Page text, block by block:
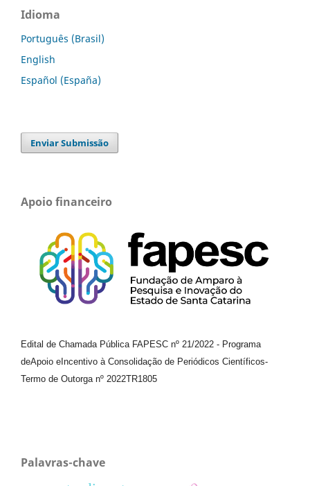
Idioma
Português (Brasil)
English
Español (España)
Enviar Submissão
Apoio financeiro
Edital de Chamada Pública FAPESC nº 21/2022 - Programa
deApoio e Incentivo à Consolidação de Periódicos Científicos-
Termo de Outorga nº 2022TR1805
Palavras-chave